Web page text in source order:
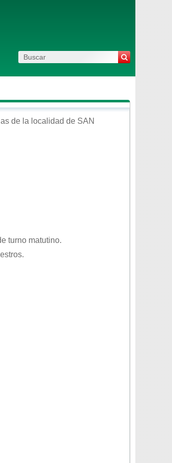
de la localidad de SAN
turno matutino.